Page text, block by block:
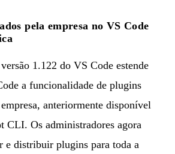
pela empresa no VS Code
1.122 do VS Code estende
a funcionalidade de plugins
anteriormente disponível
CLI. Os administradores agora
e distribuir plugins para toda a